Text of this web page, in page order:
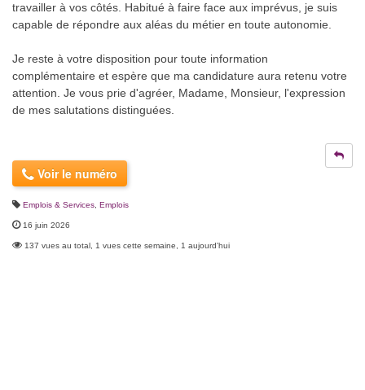
travailler à vos côtés. Habitué à faire face aux imprévus, je suis
capable de répondre aux aléas du métier en toute autonomie.
Je reste à votre disposition pour toute information
complémentaire et espère que ma candidature aura retenu votre
attention. Je vous prie d'agréer, Madame, Monsieur, l'expression
de mes salutations distinguées.
Voir le numéro
Emplois & Services Emplois
16 juin 2026
137 vues au total, 1 vues cette semaine, 1 aujourd'hui